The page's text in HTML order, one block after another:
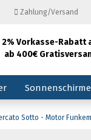
Zahlung/Versand
2% Vorkasse-Rabatt
ab 400€
Sonnenschirme
Sotto - Motor